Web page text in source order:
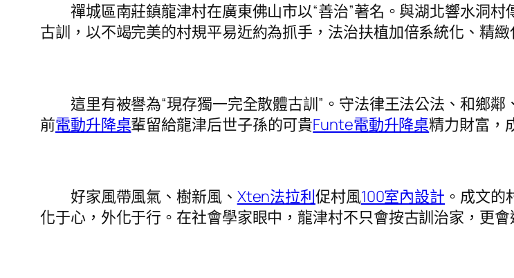
禪城區南莊鎮龍津村在廣東佛山市以“善治”著名。與湖北響水洞村
古訓，以不竭完美的村規平易近約為抓手，法治扶植加倍系統化、精緻
這里有被譽為“現存獨一完全散體古訓”。守法律王法公法、和鄉鄰
前電動升降桌輩留給龍津后世子孫的可貴Funte電動升降桌精力財富，
好家風帶風氣、樹新風、 Xten法拉利促村風100室內設計 。成文
化于心，外化于行。在社會學家眼中，龍津村不只會按古訓治家，更